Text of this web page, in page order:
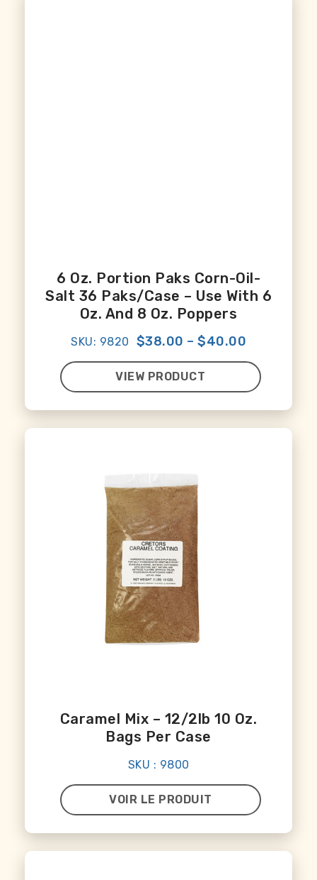
6 Oz. Portion Paks Corn-Oil-
Salt 36 Paks/case – Use With 6
Oz. And 8 Oz. Poppers
SKU: 9820 $38.00 – $40.00
VIEW PRODUCT
Caramel Mix – 12/2lb 10 Oz.
Bags Per Case
SKU : 9800
VOIR LE PRODUIT